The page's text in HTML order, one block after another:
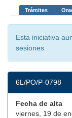
Trámites
Esta iniciativa
sesiones
6L/PO/P-0798
Fecha de alta
viernes, 19 de